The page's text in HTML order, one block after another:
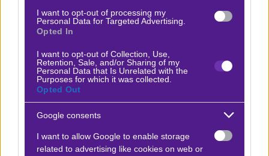
I want to opt-out of processing my
Personal Data for Targeted Advertising.
Opted In
I want to opt-out of Collection, Use,
Retention, Sale, and/or Sharing of my
Personal Data that Is Unrelated with the
Purposes for which it was collected.
Opted Out
Google consents
I want to allow Google to enable storage
related to advertising like cookies on web or
απασχόλησε και στο τέλος της θερινής περιόδου)
αποτελούν εφικτές λύσεις, ενώ για τα άκρα κυκλοφορεί
Εστουδιάντες. Είπαμε, όμως, πολλά θα ξεκαθαρίσουν
προσεχώς.
Προσφορές*